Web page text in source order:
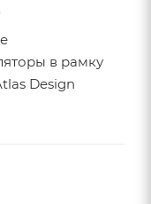
в рамку
Design